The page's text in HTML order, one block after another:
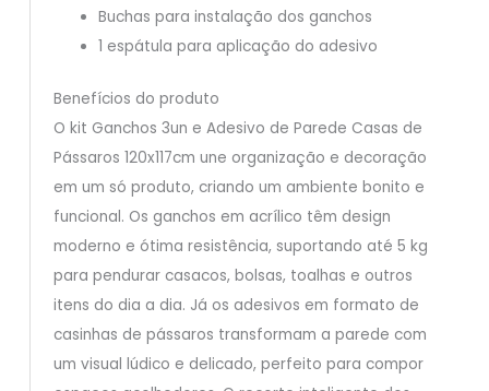
Buchas para instalação dos ganchos
1 espátula para aplicação do adesivo
Benefícios do produto
O kit Ganchos 3un e Adesivo de Parede Casas de
Pássaros 120x117cm une organização e decoração
em um só produto, criando um ambiente bonito e
funcional. Os ganchos em acrílico têm design
moderno e ótima resistência, suportando até 5 kg
para pendurar casacos, bolsas, toalhas e outros
itens do dia a dia. Já os adesivos em formato de
casinhas de pássaros transformam a parede com
um visual lúdico e delicado, perfeito para compor